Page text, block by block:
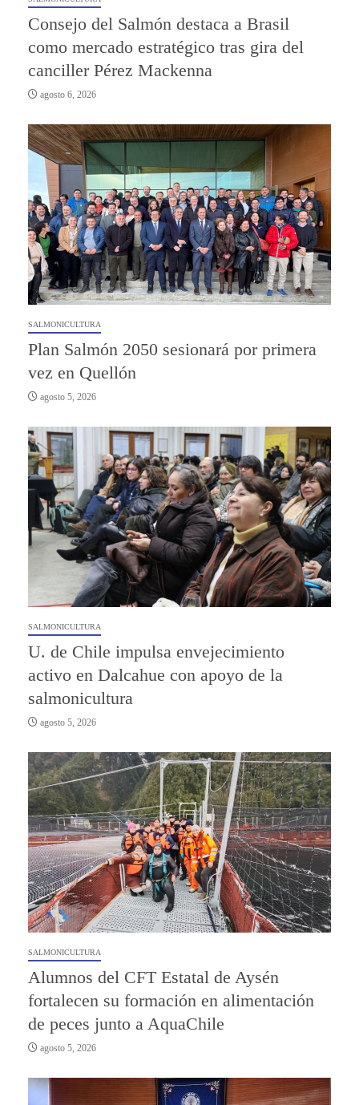
Consejo del Salmón destaca a Brasil
como mercado estratégico tras gira del
canciller Pérez Mackenna
agosto 6, 2026
SALMONICULTURA
Plan Salmón 2050 sesionará por primera
vez en Quellón
agosto 5, 2026
SALMONICULTURA
U. de Chile impulsa envejecimiento
activo en Dalcahue con apoyo de la
salmonicultura
agosto 5, 2026
SALMONICULTURA
Alumnos del CFT Estatal de Aysén
fortalecen su formación en alimentación
de peces junto a AquaChile
agosto 5, 2026